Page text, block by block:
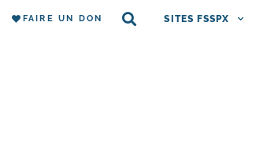
FAIRE UN DON SITES FSSPX